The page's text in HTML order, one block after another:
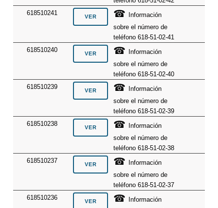
618510241
☎
Información
sobre el número de
teléfono 618-51-02-41
618510240
☎
Información
sobre el número de
teléfono 618-51-02-40
618510239
☎
Información
sobre el número de
teléfono 618-51-02-39
618510238
☎
Información
sobre el número de
teléfono 618-51-02-38
618510237
☎
Información
sobre el número de
teléfono 618-51-02-37
618510236
☎
Información